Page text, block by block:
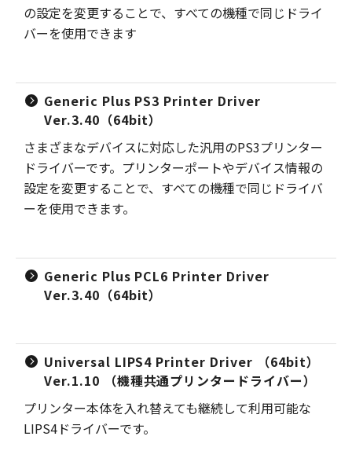
の設定を変更することで、すべての機種で同じドライ
バーを使用できます
Generic Plus PS3 Printer Driver
Ver.3.40（64bit）
さまざまなデバイスに対応した汎用のPS3プリンター
ドライバーです。プリンターポートやデバイス情報の
設定を変更することで、すべての機種で同じドライバ
ーを使用できます。
Generic Plus PCL6 Printer Driver
Ver.3.40（64bit）
Universal LIPS4 Printer Driver （64bit）
Ver.1.10 （機種共通プリンタードライバー）
プリンター本体を入れ替えても継続して利用可能な
LIPS4ドライバーです。